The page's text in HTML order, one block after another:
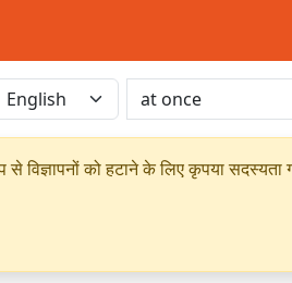
से विज्ञापनों को हटाने के लिए कृपया